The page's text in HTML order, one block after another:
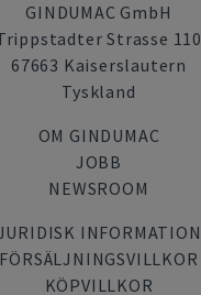
GINDUMAC GmbH
Strasse 110
67663 Kaiserslautern
Tyskland
OM GINDUMAC
JOBB
NEWSROOM
INFORMATION
FÖRSÄLJNINGSVILLKOR
KÖPVILLKOR